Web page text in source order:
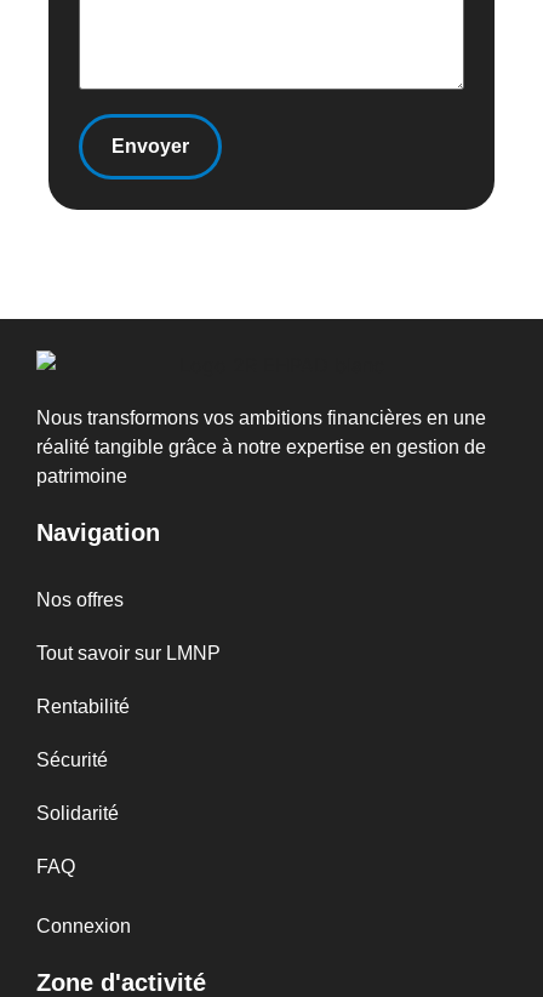
Nous transformons vos ambitions financières en une
réalité tangible grâce à notre expertise en gestion de
patrimoine
Navigation
Nos offres
Tout savoir sur LMNP
Rentabilité
Sécurité
Solidarité
FAQ
Connexion
Zone d'activité